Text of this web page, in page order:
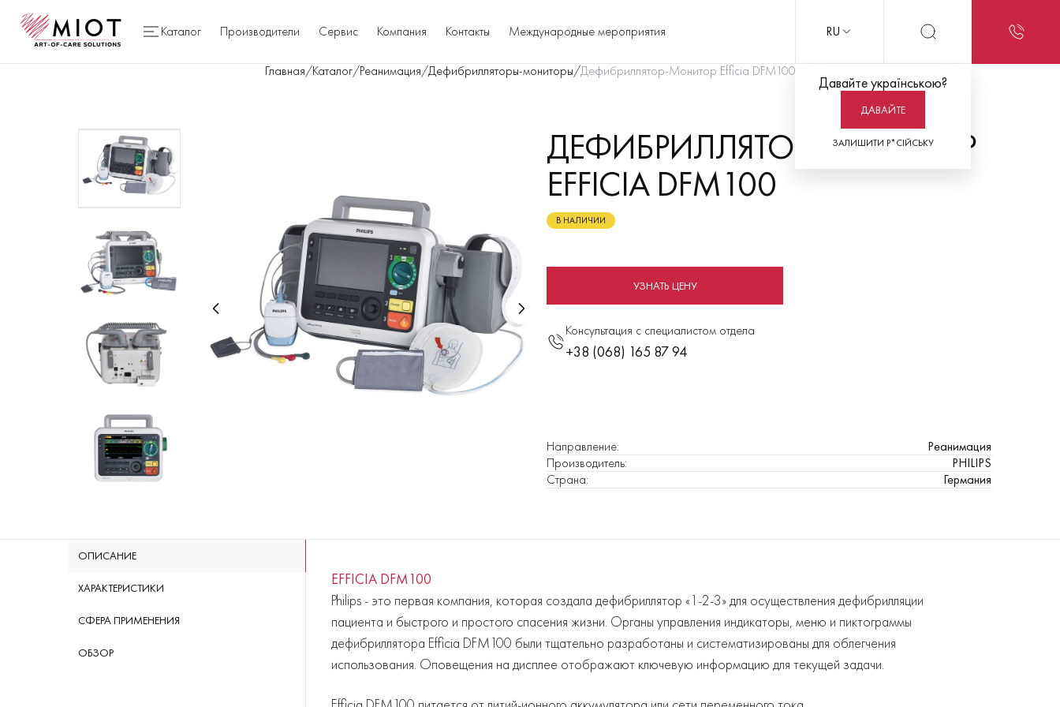
Каталог Производители Сервис Компания Контакты Международные мероприятия RU
Давайте українською?
ДАВАЙТЕ
ЗАЛИШИТИ Р*СІЙСЬКУ
Главная/Каталог/Реанимация/Дефибрилляторы-мониторы/Дефибриллятор-Монитор Efficia DFM100
ДЕФИБРИЛЛЯТОР-МОНИТОР
EFFICIA DFM100
В НАЛИЧИИ
УЗНАТЬ ЦЕНУ
Консультация с специалистом отдела
+38 (068) 165 87 94
Направление:
Реанимация
Производитель:
PHILIPS
Страна: Германия
ОПИСАНИЕ
ХАРАКТЕРИСТИКИ
СФЕРА ПРИМЕНЕНИЯ
ОБЗОР
EFFICIA DFM100
Philips - это первая компания, которая создала дефибриллятор «1-2-3» для осуществления дефибрилляции
пациента и быстрого и простого спасения жизни. Органы управления индикаторы, меню и пиктограммы
дефибриллятора Efficia DFM100 были тщательно разработаны и систематизированы для облегчения
использования. Оповещения на дисплее отображают ключевую информацию для текущей задачи.